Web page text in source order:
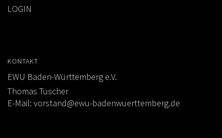
LOGIN
KONTAKT
EWU Baden-Württemberg e.V.
Thomas Tuscher
E-Mail: vorstand@ewu-badenwuerttemberg.de